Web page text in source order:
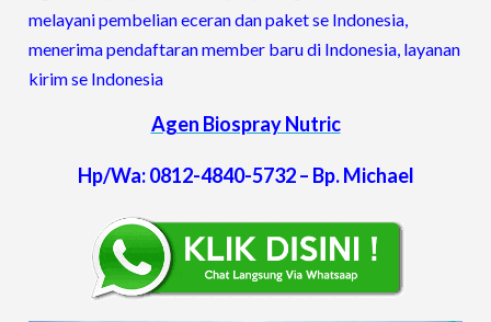
melayani pembelian eceran dan paket se Indonesia,
menerima pendaftaran member baru di Indonesia, layanan
kirim se Indonesia
Agen Biospray Nutric
Hp/Wa: 0812-4840-5732 – Bp. Michael